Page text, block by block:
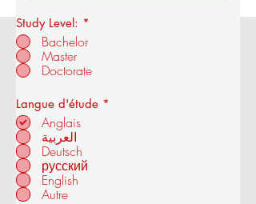
Académie royale d'économie et de
technologie de l'OUS
à ZÜRICH - SUISSE
Study Level: *
Bachelor
Master
Doctorate
Langue d'étude *
Anglais
العربية
Deutsch
русский
English
Autre